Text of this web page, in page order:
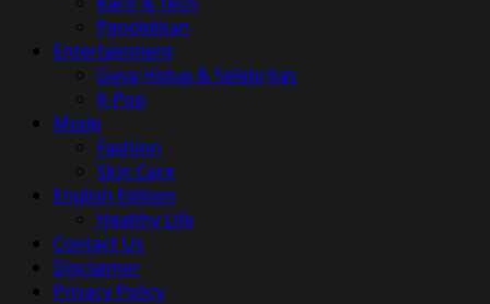
Pendidikan
Entertainment
Gaya Hidup & Selebritas
K-Pop
Mode
Fashion
Skin Care
English Edition
Healthy Life
Contact Us
Disclaimer
Privacy Policy